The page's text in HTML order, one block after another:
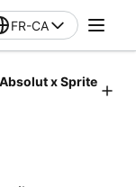
FR-CA
x Sprite